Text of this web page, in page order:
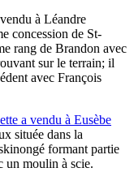
à Léandre
concession de St-
rang de Brandon avec
sur le terrain; il
avec François
a vendu à Eusèbe
située dans la
formant partie
un moulin à scie.